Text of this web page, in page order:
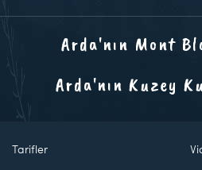
Arda'nın Mont
Arda'nın Kuzey
Tarifler